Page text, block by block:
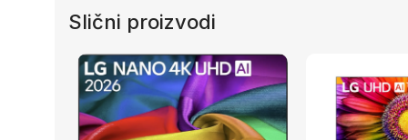
Slični proizvodi